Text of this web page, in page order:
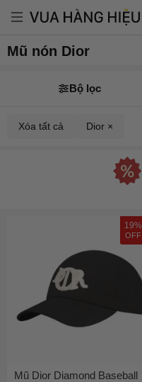
Mũ nón Dior
Bộ lọc
Xóa tất cả Dior ×
19%
OFF
Mũ Dior Diamond Baseball